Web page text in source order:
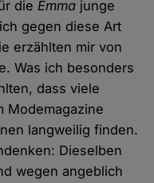
dieEmma junge
gegen diese Art
erzählten mir von
Was ich besonders
dass viele
Modemagazine
langweilig finden.
Dieselben
wegen angeblich